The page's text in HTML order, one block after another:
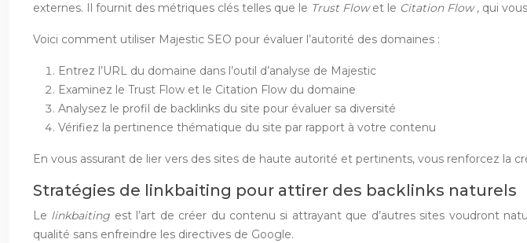
externes. Il fournit des métriques clés telles que le Trust Flowet le Citation Flow, qui
Voici comment utiliser Majestic SEO pour évaluer l’autorité des domaines :
Entrez l’URL du domaine dans l’outil d’analyse de Majestic
Examinez le Trust Flow et le Citation Flow du domaine
Analysez le profil de backlinks du site pour évaluer sa diversité
Vérifiez la pertinence thématique du site par rapport à votre contenu
En vous assurant de lier vers des sites de haute autorité et pertinents, vous renforcez la
Stratégies de linkbaiting pour attirer des backlinks naturels
Le linkbaiting est l’art de créer du contenu si attrayant que d’autres sites voudront
qualité sans enfreindre les directives de Google.